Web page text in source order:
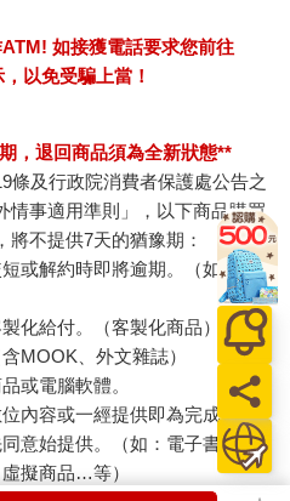
如接獲電話要求您前往
以免受騙上當！
，退回商品須為全新狀態**
條及行政院消費者保護處公告之
情事適用準則」，以下商品購買
不提供7天的猶豫期：
或解約時即將逾期。（如：生
化給付。（客製化商品）
MOOK、外文雜誌）
或電腦軟體。
內容或一經提供即為完成之線
意始提供。（如：電子書、電
擬商品…等）